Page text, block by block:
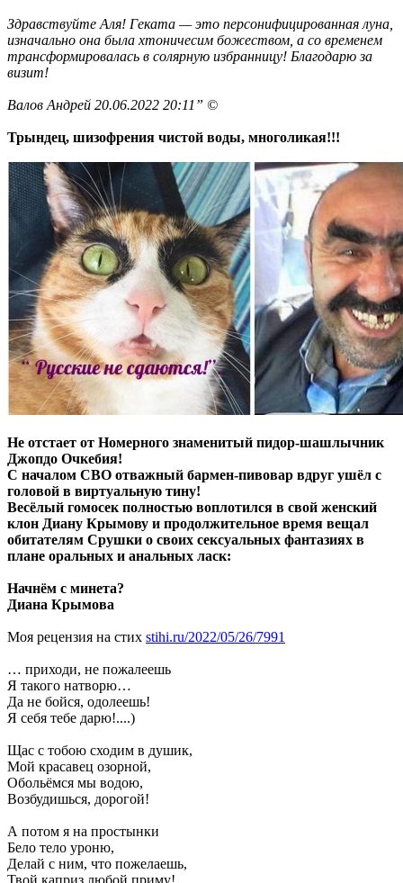
Здравствуйте Аля! Геката — это персонифицированная луна,
изначально она была хтоничесим божеством, а со временем
трансформировалась в солярную избранницу! Благодарю за
визит!
Валов Андрей 20.06.2022 20:11” ©
Трындец, шизофрения чистой воды, многоликая!!!
Не отстает от Номерного знаменитый пидор-шашлычник
Джопдо Очкебия!
С началом СВО отважный бармен-пивовар вдруг ушёл с
головой в виртуальную тину!
Весёлый гомосек полностью воплотился в свой женский
клон Диану Крымову и продолжительное время вещал
обитателям Срушки о своих сексуальных фантазиях в
плане оральных и анальных ласк:
Начнём с минета?
Диана Крымова
Моя рецензия на стих stihi.ru/2022/05/26/7991
… приходи, не пожалеешь
Я такого натворю…
Да не бойся, одолеешь!
Я себя тебе дарю!....)
Щас с тобою сходим в душик,
Мой красавец озорной,
Обольёмся мы водою,
Возбудишься, дорогой!
А потом я на простынки
Бело тело уроню,
Делай с ним, что пожелаешь,
Твой каприз любой приму!